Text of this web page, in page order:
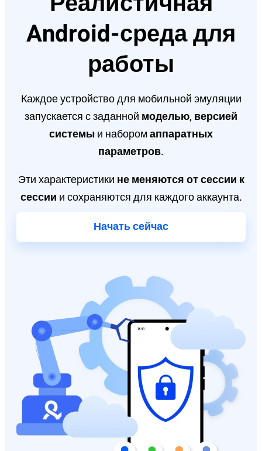
Android-среда для
работы
Каждое устройство для мобильной эмуляции
запускается с заданной моделью, версией
системыи наборомаппаратных
параметров.
Эти характеристики не меняются от сессии к
сессии и сохраняются для каждого аккаунта.
Начать сейчас